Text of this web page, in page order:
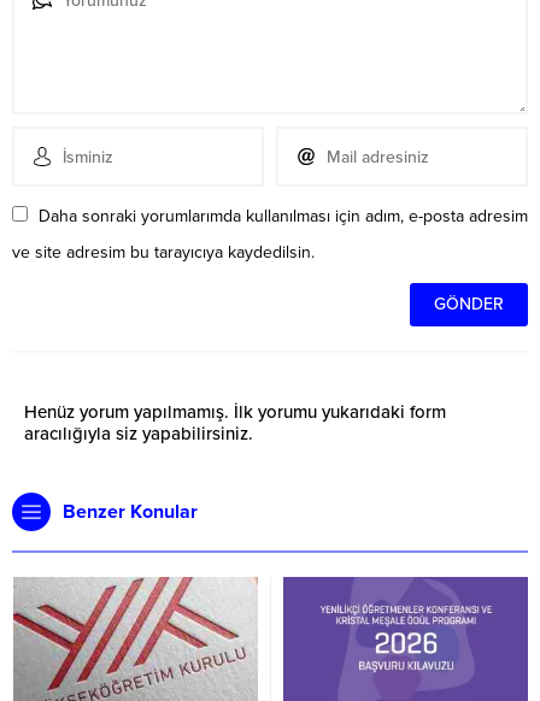
Daha sonraki yorumlarımda kullanılması için adım, e-posta adresim
ve site adresim bu tarayıcıya kaydedilsin.
Henüz yorum yapılmamış. İlk yorumu yukarıdaki form
aracılığıyla siz yapabilirsiniz.
Benzer Konular